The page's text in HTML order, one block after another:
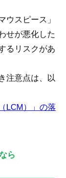
ウスピース」
せが悪化した
るリスクがあ
注意点は、以
LCM）」の落
ら